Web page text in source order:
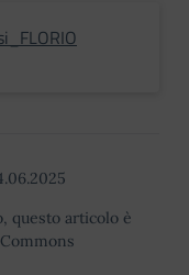
questo articolo è